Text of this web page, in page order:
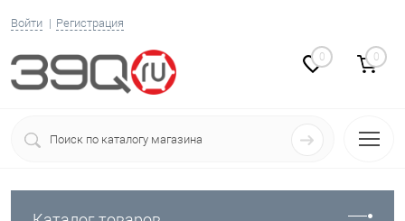
Войти Регистрация
0 0